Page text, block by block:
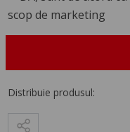
scop de marketing
Distribuie produsul: